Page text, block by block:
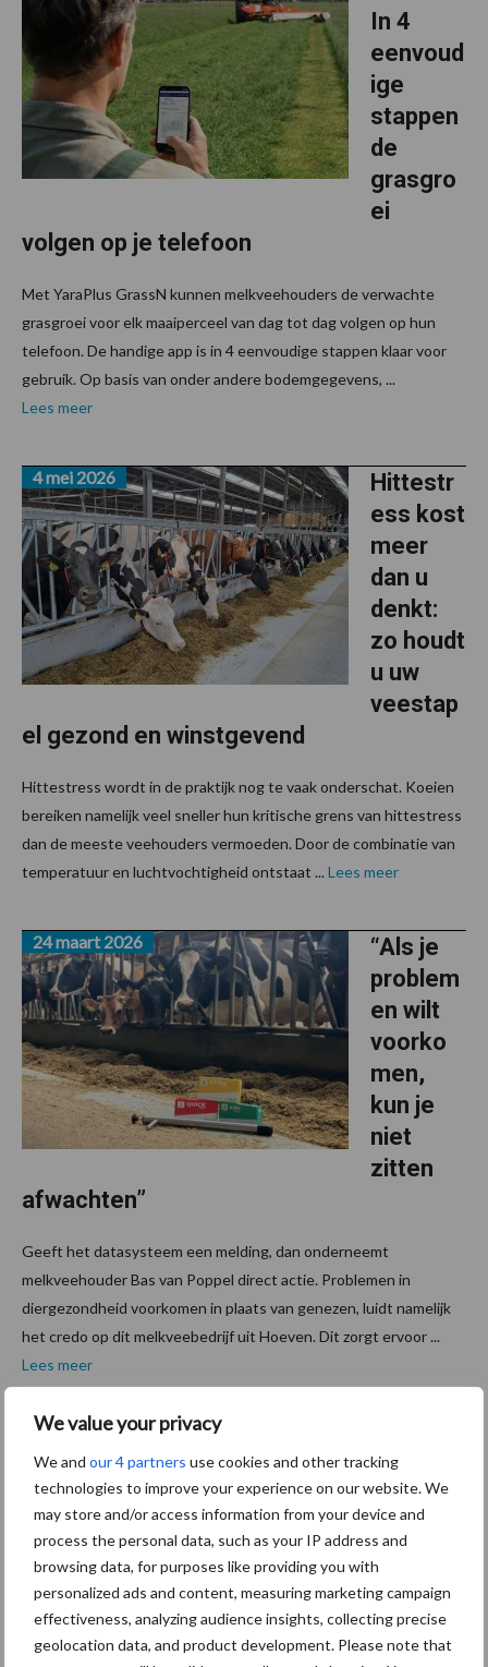
We value your privacy
We and our 4 partners use cookies and other tracking
technologies to improve your experience on our website. We
may store and/or access information from your device and
process the personal data, such as your IP address and
browsing data, for purposes like providing you with
personalized ads and content, measuring marketing campaign
effectiveness, analyzing audience insights, collecting precise
geolocation data, and product development. Please note that
In 4
eenvoud
ige
stappen
de
grasgro
ei
volgen op je telefoon
Met YaraPlus GrassN kunnen melkveehouders de verwachte
grasgroei voor elk maaiperceel van dag tot dag volgen op hun
telefoon. De handige app is in 4 eenvoudige stappen klaar voor
gebruik. Op basis van onder andere bodemgegevens, ...
Lees meer
Hittestr
ess kost
meer
dan u
denkt:
zo houdt
u uw
veestap
el gezond en winstgevend
4 mei 2026
Hittestress wordt in de praktijk nog te vaak onderschat. Koeien
bereiken namelijk veel sneller hun kritische grens van hittestress
dan de meeste veehouders vermoeden. Door de combinatie van
temperatuur en luchtvochtigheid ontstaat ... Lees meer
“Als je
problem
en wilt
voorko
men,
kun je
niet
zitten
afwachten”
24 maart 2026
Geeft het datasysteem een melding, dan onderneemt
melkveehouder Bas van Poppel direct actie. Problemen in
diergezondheid voorkomen in plaats van genezen, luidt namelijk
het credo op dit melkveebedrijf uit Hoeven. Dit zorgt ervoor ...
Lees meer
ro krijgt
de volle
laag met
sproeien
de
klauwma
10 maart 2026